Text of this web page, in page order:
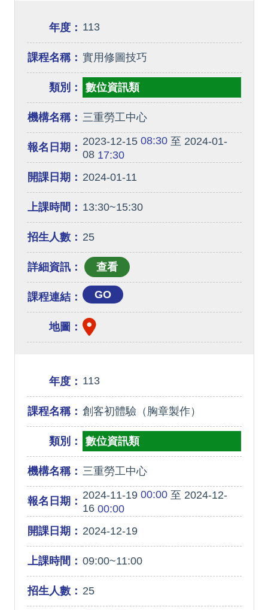
年度： 113
課程名稱： 實用修圖技巧
類別： 數位資訊類
機構名稱： 三重勞工中心
報名日期： 2023-12-1508:30至 2024-01-
0817:30
開課日期： 2024-01-11
上課時間： 13:30~15:30
招生人數： 25
詳細資訊：
課程連結： GO
地圖：
年度： 113
課程名稱： 創客初體驗（胸章製作）
類別： 數位資訊類
機構名稱： 三重勞工中心
報名日期： 2024-11-1900:00至 2024-12-
1600:00
開課日期： 2024-12-19
上課時間： 09:00~11:00
招生人數： 25